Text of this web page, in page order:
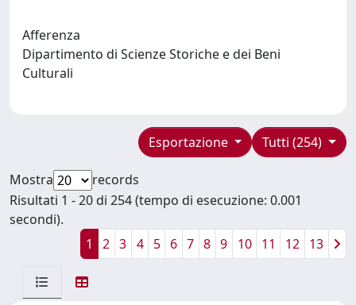
Afferenza
Dipartimento di Scienze Storiche e dei Beni
Culturali
Tutti (254)
Esportazione
Mostra
records
Risultati 1 - 20 di 254 (tempo di esecuzione: 0.001
secondi).
1
2 3 4 5 6 7 8 9 10 11 12 13